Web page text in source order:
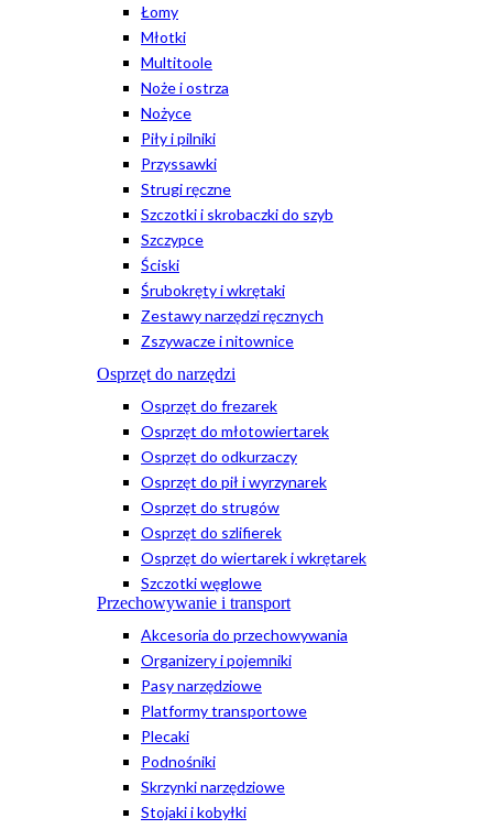
Łomy
Młotki
Multitoole
Noże i ostrza
Nożyce
Piły i pilniki
Przyssawki
Strugi ręczne
Szczotki i skrobaczki do szyb
Szczypce
Ściski
Śrubokręty i wkrętaki
Zestawy narzędzi ręcznych
Zszywacze i nitownice
Osprzęt do narzędzi
Osprzęt do frezarek
Osprzęt do młotowiertarek
Osprzęt do odkurzaczy
Osprzęt do pił i wyrzynarek
Osprzęt do strugów
Osprzęt do szlifierek
Osprzęt do wiertarek i wkrętarek
Szczotki węglowe
Przechowywanie i transport
Akcesoria do przechowywania
Organizery i pojemniki
Pasy narzędziowe
Platformy transportowe
Plecaki
Podnośniki
Skrzynki narzędziowe
Stojaki i kobyłki